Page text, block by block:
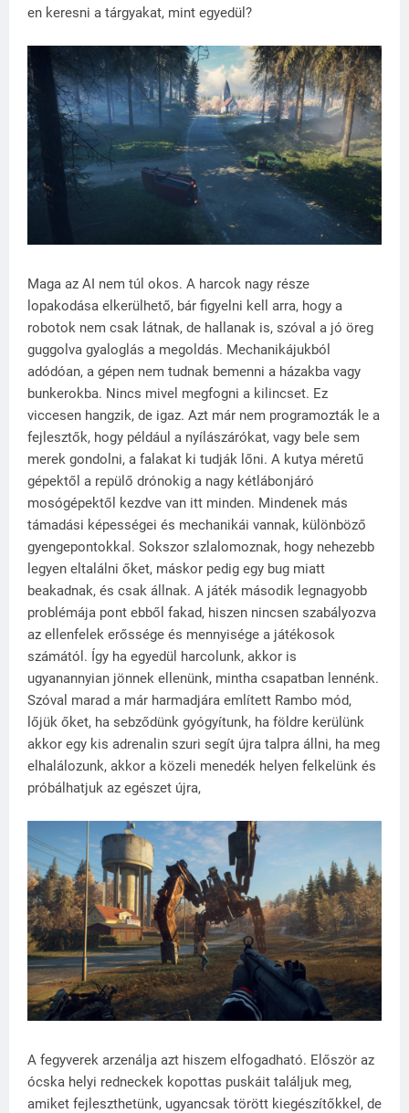
en keresni a tárgyakat, mint egyedül?
Maga az AI nem túl okos. A harcok nagy része
lopakodása elkerülhető, bár figyelni kell arra, hogy a
robotok nem csak látnak, de hallanak is, szóval a jó öreg
guggolva gyaloglás a megoldás. Mechanikájukból
adódóan, a gépen nem tudnak bemenni a házakba vagy
bunkerokba. Nincs mivel megfogni a kilincset. Ez
viccesen hangzik, de igaz. Azt már nem programozták le a
fejlesztők, hogy például a nyílászárókat, vagy bele sem
merek gondolni, a falakat ki tudják lőni. A kutya méretű
gépektől a repülő drónokig a nagy kétlábonjáró
mosógépektől kezdve van itt minden. Mindenek más
támadási képességei és mechanikái vannak, különböző
gyengepontokkal. Sokszor szlalomoznak, hogy nehezebb
legyen eltalálni őket, máskor pedig egy bug miatt
beakadnak, és csak állnak. A játék második legnagyobb
problémája pont ebből fakad, hiszen nincsen szabályozva
az ellenfelek erőssége és mennyisége a játékosok
számától. Így ha egyedül harcolunk, akkor is
ugyanannyian jönnek ellenünk, mintha csapatban lennénk.
Szóval marad a már harmadjára említett Rambo mód,
lőjük őket, ha sebződünk gyógyítunk, ha földre kerülünk
akkor egy kis adrenalin szuri segít újra talpra állni, ha meg
elhalálozunk, akkor a közeli menedék helyen felkelünk és
próbálhatjuk az egészet újra,
A fegyverek arzenálja azt hiszem elfogadható. Először az
ócska helyi redneckek kopottas puskáit találjuk meg,
amiket fejleszthetünk, ugyancsak törött kiegészítőkkel, de